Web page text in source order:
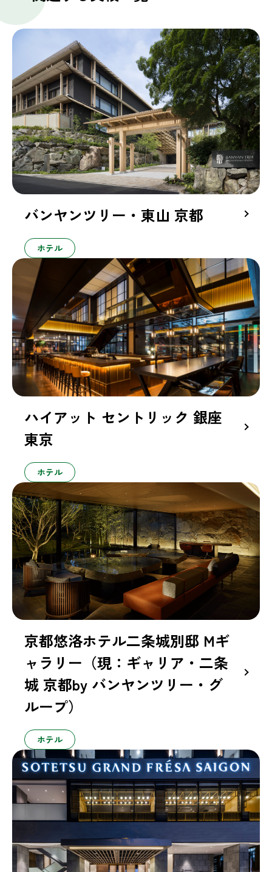
バンヤンツリー・東山 京都
ホテル
ハイアット セントリック 銀座
東京
ホテル
京都悠洛ホテル二条城別邸 Mギ
ャラリー（現：ギャリア・二条
城 京都by バンヤンツリー・グ
ループ）
ホテル